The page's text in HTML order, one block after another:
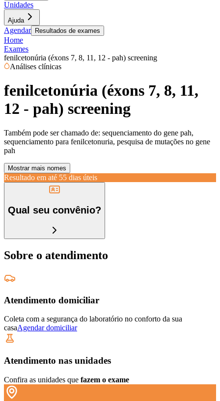
Unidades
Ajuda
Agendar Resultados de exames
Home
Exames
fenilcetonúria (éxons 7, 8, 11, 12 - pah) screening
Análises clínicas
fenilcetonúria (éxons 7, 8, 11,
12 - pah) screening
Também pode ser chamado de: sequenciamento do gene pah,
sequenciamento para fenilcetonuria, pesquisa de mutações no gene
pah
Mostrar mais nomes
Resultado em até 55 dias úteis
Qual seu convênio?
Sobre o atendimento
Atendimento domiciliar
Coleta com a segurança do laboratório no conforto da sua
casaAgendar domiciliar
Atendimento nas unidades
Confira as unidades que fazem o exame